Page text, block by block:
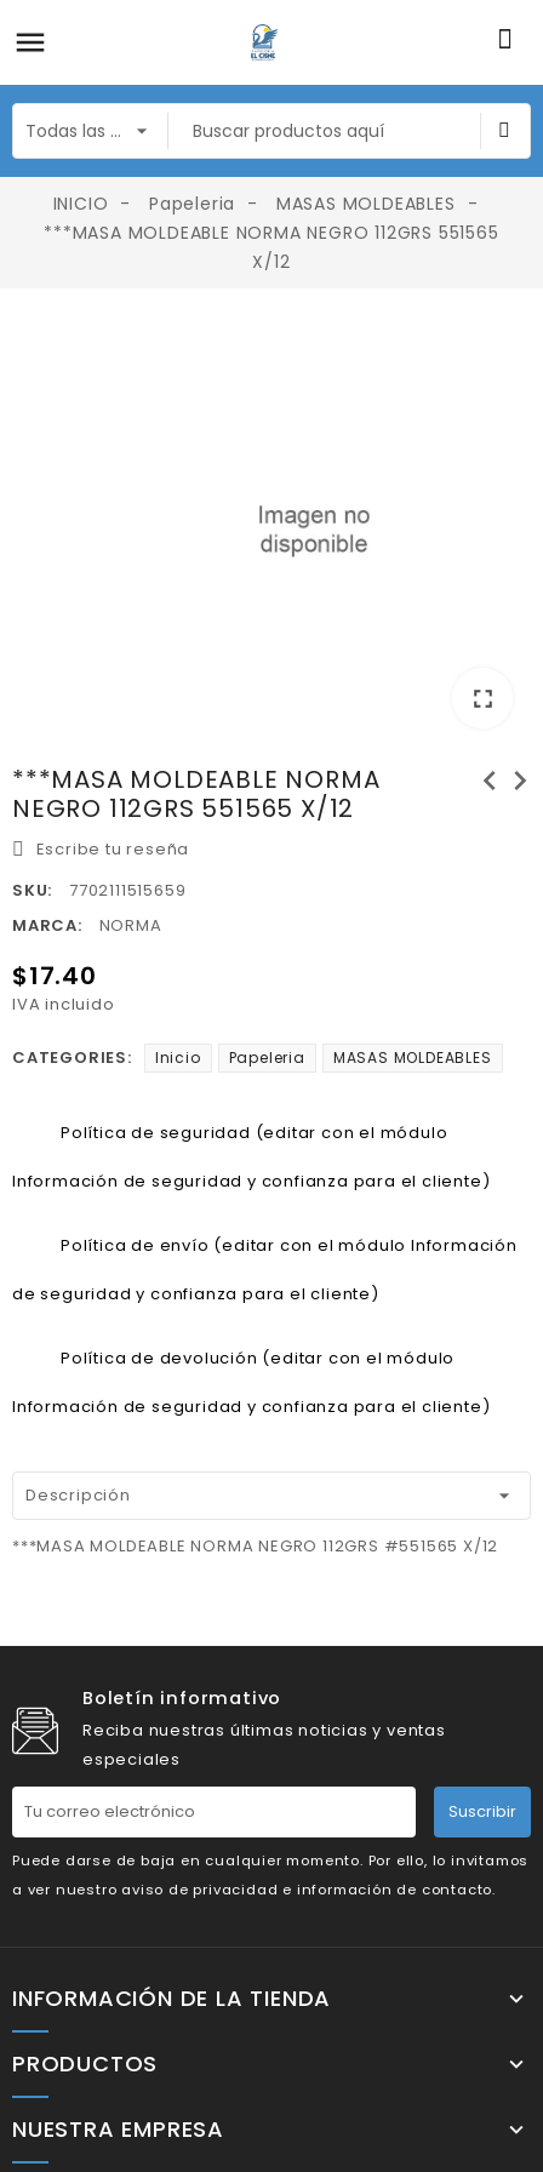
INICIO Papeleria
MASAS MOLDEABLES
***MASA MOLDEABLE NORMA NEGRO 112GRS 551565
X/12
fullscreen
***MASA MOLDEABLE NORMA
NEGRO 112GRS 551565 X/12
chevron_left chevron_right
Escribe tu reseña
SKU:
7702111515659
MARCA:
NORMA
$17.40
IVA incluido
CATEGORIES: Inicio Papeleria MASAS MOLDEABLES
Política de seguridad (editar con el módulo
Información de seguridad y confianza para el cliente)
Política de envío (editar con el módulo Información
de seguridad y confianza para el cliente)
Política de devolución (editar con el módulo
Información de seguridad y confianza para el cliente)
Descripción
***MASA MOLDEABLE NORMA NEGRO 112GRS #551565 X/12
Boletín informativo
Reciba nuestras últimas noticias y ventas
especiales
Suscribir
Puede darse de baja en cualquier momento. Por ello, lo invitamos
a ver nuestro aviso de privacidad e información de contacto.
INFORMACIÓN DE LA TIENDA
PRODUCTOS
NUESTRA EMPRESA